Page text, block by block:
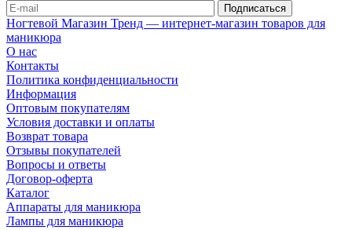
Ногтевой Магазин Тренд — интернет-магазин товаров для
маникюра
О нас
Контакты
Политика конфиденциальности
Информация
Оптовым покупателям
Условия доставки и оплаты
Возврат товара
Отзывы покупателей
Вопросы и ответы
Договор-оферта
Каталог
Аппараты для маникюра
Лампы для маникюра